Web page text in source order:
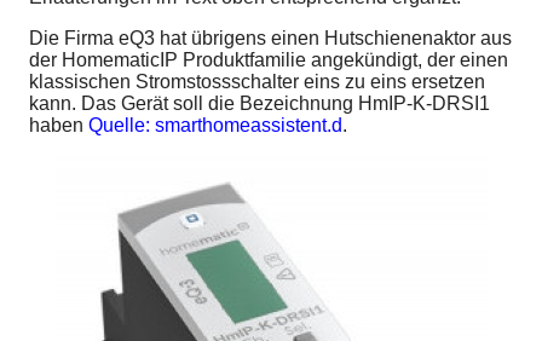
Die Firma eQ3 hat übrigens einen Hutschienenaktor aus
der HomematicIP Produktfamilie angekündigt, der einen
klassischen Stromstossschalter eins zu eins ersetzen
kann. Das Gerät soll die Bezeichnung HmIP-K-DRSI1
haben Quelle: smarthomeassistent.d.